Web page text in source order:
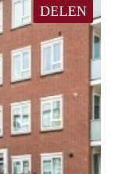
DELEN